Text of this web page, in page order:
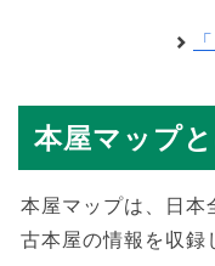
本屋マップ
本屋マップは、日本
古本屋の情報を収録